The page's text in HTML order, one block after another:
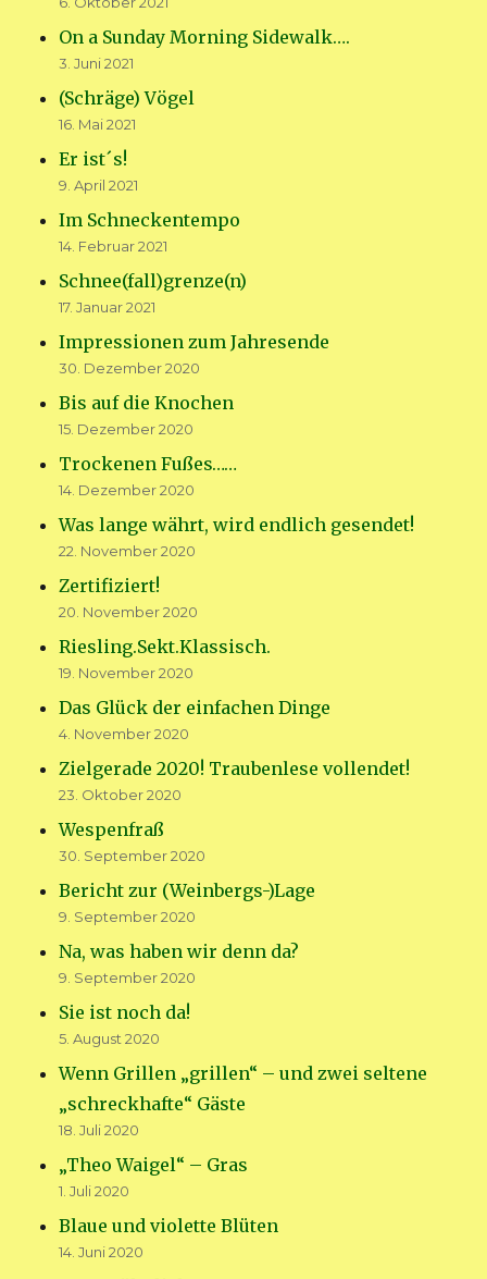
On a Sunday Morning Sidewalk….
3. Juni 2021
(Schräge) Vögel
16. Mai 2021
Er ist´s!
9. April 2021
Im Schneckentempo
14. Februar 2021
Schnee(fall)grenze(n)
17. Januar 2021
Impressionen zum Jahresende
30. Dezember 2020
Bis auf die Knochen
15. Dezember 2020
Trockenen Fußes……
14. Dezember 2020
Was lange währt, wird endlich gesendet!
22. November 2020
Zertifiziert!
20. November 2020
Riesling.Sekt.Klassisch.
19. November 2020
Das Glück der einfachen Dinge
4. November 2020
Zielgerade 2020! Traubenlese vollendet!
23. Oktober 2020
Wespenfraß
30. September 2020
Bericht zur (Weinbergs-)Lage
9. September 2020
Na, was haben wir denn da?
9. September 2020
Sie ist noch da!
5. August 2020
Wenn Grillen „grillen“ – und zwei seltene
„schreckhafte“ Gäste
18. Juli 2020
„Theo Waigel“ – Gras
1. Juli 2020
Blaue und violette Blüten
14. Juni 2020